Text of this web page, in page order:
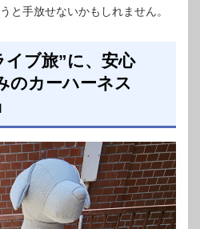
と手放せないかもしれません。
ブ旅”に、安心
のカーハーネス